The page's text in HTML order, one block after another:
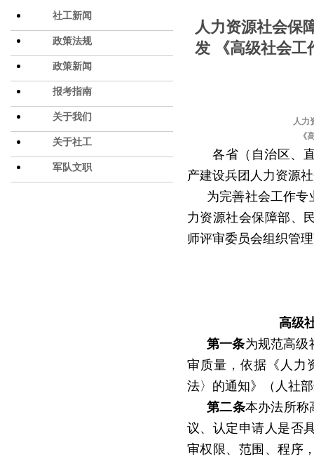
社工新闻
政策法规
政策新闻
报考指南
关于我们
关于社工
军队文职
人力资源社会保
发 《高级社会工
人力
《
各省（自治区、
产建设兵团人力资源
为完善社会工作
力资源社会保障部、
师评审委员会组织管
高级
第一条为规范高级
审质量，依据《人力
法〉的通知》（人社
第二条本办法所称
议、认定申请人是否
审权限、范围、程序